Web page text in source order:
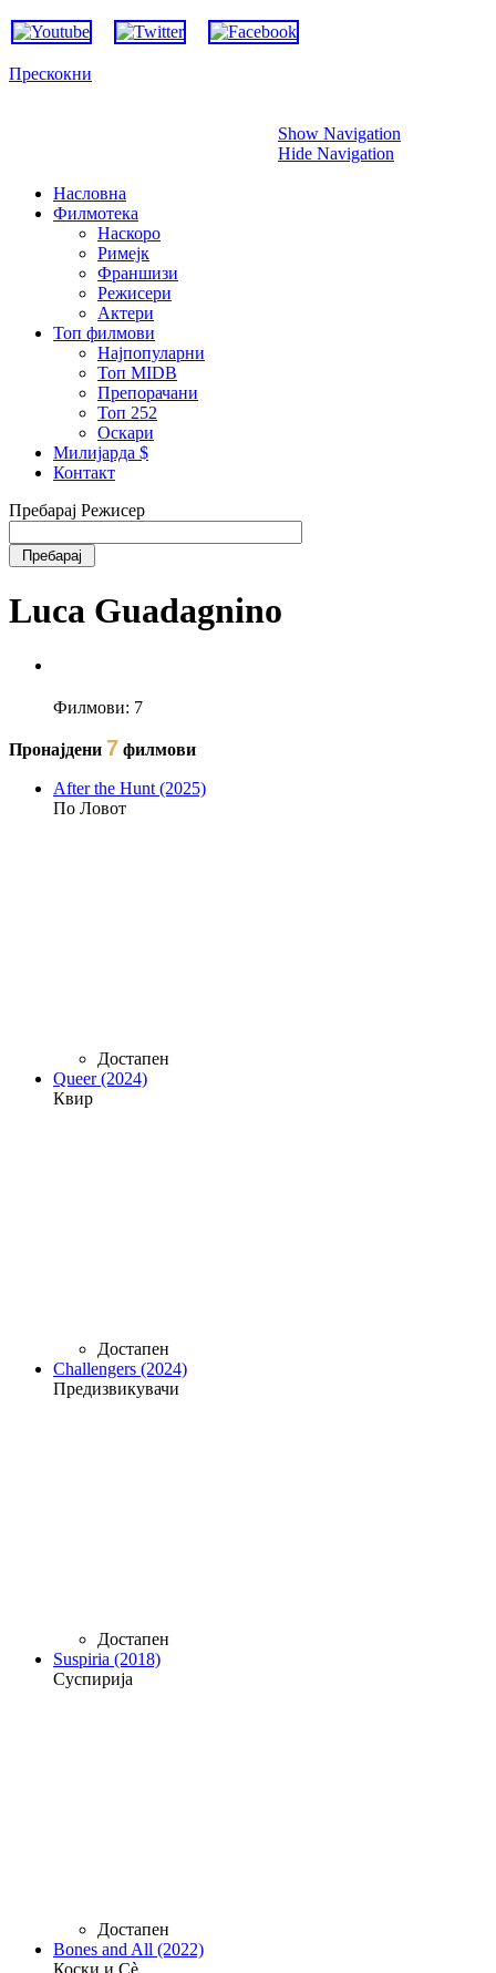
Прескокни
Show Navigation
Hide Navigation
Насловна
Филмотека
Наскоро
Римејк
Франшизи
Режисери
Актери
Топ филмови
Најпопуларни
Топ MIDB
Препорачани
Топ 252
Оскари
Милијарда $
Контакт
Пребарај Режисер
Luca Guadagnino
Филмови: 7
Пронајдени 7 филмови
After the Hunt (2025)
По Ловот
Достапен
Queer (2024)
Квир
Достапен
Challengers (2024)
Предизвикувачи
Достапен
Suspiria (2018)
Суспирија
Достапен
Bones and All (2022)
Коски и Сè